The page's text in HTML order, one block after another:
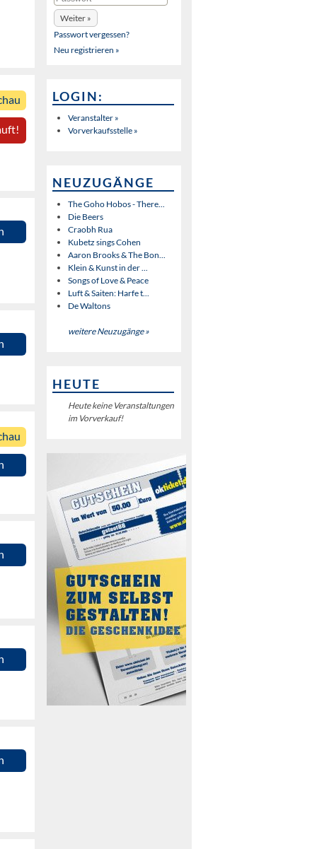
Passwort vergessen?
Neu registrieren »
LOGIN:
Veranstalter »
Vorverkaufsstelle »
NEUZUGÄNGE
The Goho Hobos - There...
Die Beers
Craobh Rua
Kubetz sings Cohen
Aaron Brooks & The Bon...
Klein & Kunst in der ...
Songs of Love & Peace
Luft & Saiten: Harfe t...
De Waltons
weitere Neuzugänge »
HEUTE
Heute keine Veranstaltungen
im Vorverkauf!